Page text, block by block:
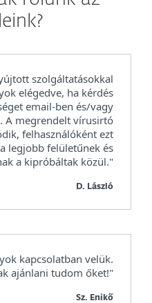
szolgáltatásokkal
elégedve, ha kérdés
email-ben és/vagy
A megrendelt vírusirtó
felhasználóként ezt
legjobb felületűnek és
a kipróbáltak közül."
D. László
kapcsolatban velük.
ajánlani tudom őket!"
Sz. Enikő